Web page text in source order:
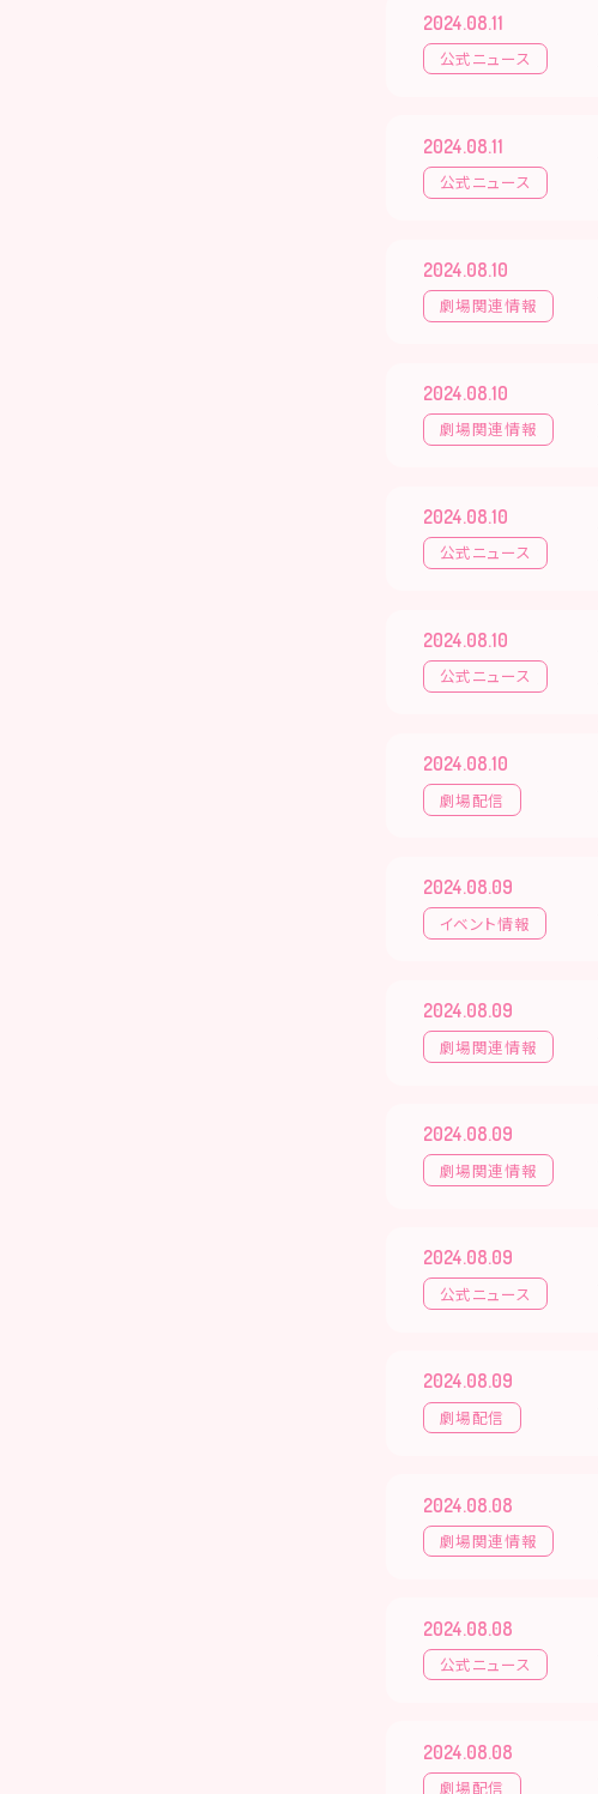
2024.08.11
公式ニュース
2024.08.11
公式ニュース
2024.08.10
劇場関連情報
2024.08.10
劇場関連情報
2024.08.10
公式ニュース
2024.08.10
公式ニュース
2024.08.10
劇場配信
2024.08.09
イベント情報
2024.08.09
劇場関連情報
2024.08.09
劇場関連情報
2024.08.09
公式ニュース
2024.08.09
劇場配信
2024.08.08
劇場関連情報
2024.08.08
公式ニュース
2024.08.08
劇場配信